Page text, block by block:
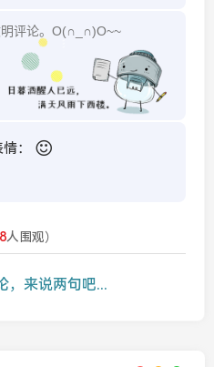
：
人围观）
，来说两句吧...